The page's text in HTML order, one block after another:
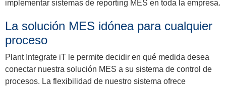
implementar sistemas de reporting MES en toda la empresa.
La solución MES idónea para cualquier
proceso
Plant Integrate iT le permite decidir en qué medida desea
conectar nuestra solución MES a su sistema de control de
procesos. La flexibilidad de nuestro sistema ofrece